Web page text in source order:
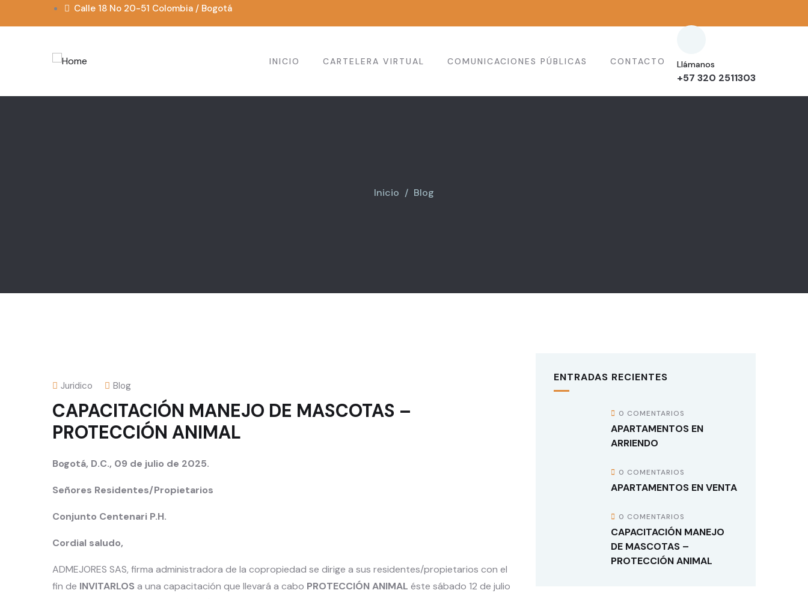
Calle 18 No 20-51 Colombia / Bogotá
INICIO CARTELERA VIRTUAL COMUNICACIONES PÚBLICAS CONTACTO Llámanos
+57 320 2511303
Inicio Blog
Juridico Blog
CAPACITACIÓN MANEJO DE MASCOTAS –
PROTECCIÓN ANIMAL
Bogotá, D.C., 09 de julio de 2025.
Señores Residentes/Propietarios
Conjunto Centenari P.H.
Cordial saludo,
ADMEJORES SAS, firma administradora de la copropiedad se dirige a sus residentes/propietarios con el
fin de INVITARLOS a una capacitación que llevará a cabo PROTECCIÓN ANIMAL éste sábado 12 de julio
ENTRADAS RECIENTES
0 COMENTARIOS
APARTAMENTOS EN
ARRIENDO
0 COMENTARIOS
APARTAMENTOS EN VENTA
0 COMENTARIOS
CAPACITACIÓN MANEJO
DE MASCOTAS –
PROTECCIÓN ANIMAL